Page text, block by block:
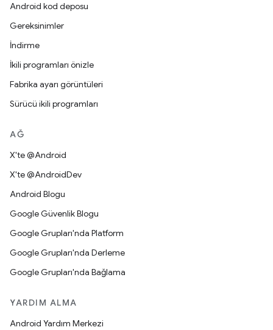
Android kod deposu
Gereksinimler
İndirme
İkili programları önizle
Fabrika ayarı görüntüleri
Sürücü ikili programları
AĞ
X'te @Android
X'te @AndroidDev
Android Blogu
Google Güvenlik Blogu
Google Grupları'nda Platform
Google Grupları'nda Derleme
Google Grupları'nda Bağlama
YARDIM ALMA
Android Yardım Merkezi